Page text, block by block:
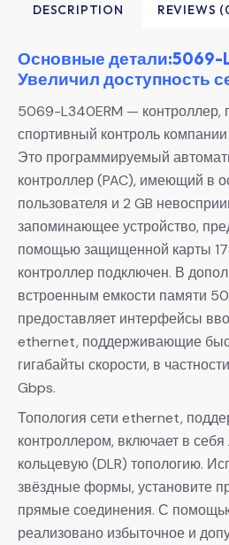
DESCRIPTION REVIEWS
Основные детали:5069-
Увеличил доступность
5069-L340ERM —
спортивный контроль
Это программируемый
контроллер (PAC), имеющий в
пользователя и 2 GB
запоминающее устройство,
помощью защищенной карты
контроллер подключен. В
встроенным емкости памяти
предоставляет интерфейсы
ethernet, поддерживающие
гигабайты скорости, в
Gbps.
Топология сети ethernet,
контроллером, включает в
кольцевую (DLR) топологию.
звёздные формы, установите
прямые соединения. С
реализовано избыточное и